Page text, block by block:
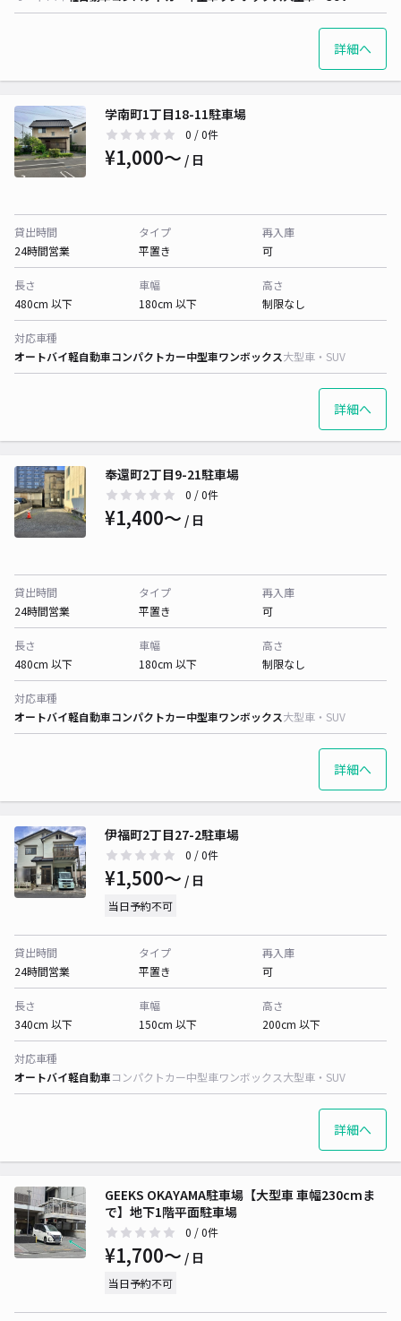
詳細へ
学南町1丁目18-11駐車場
0 / 0件
¥1,000〜 / 日
貸出時間
24時間営業
タイプ
平置き
再入庫
可
長さ
480cm 以下
車幅
180cm 以下
高さ
制限なし
対応車種
オートバイ軽自動車コンパクトカー中型車ワンボックス大型車・SUV
詳細へ
奉還町2丁目9-21駐車場
0 / 0件
¥1,400〜 / 日
貸出時間
24時間営業
タイプ
平置き
再入庫
可
長さ
480cm 以下
車幅
180cm 以下
高さ
制限なし
対応車種
オートバイ軽自動車コンパクトカー中型車ワンボックス大型車・SUV
詳細へ
伊福町2丁目27-2駐車場
0 / 0件
¥1,500〜 / 日
当日予約不可
貸出時間
24時間営業
タイプ
平置き
再入庫
可
長さ
340cm 以下
車幅
150cm 以下
高さ
200cm 以下
対応車種
オートバイ軽自動車コンパクトカー中型車ワンボックス大型車・SUV
詳細へ
GEEKS OKAYAMA駐車場【大型車 車幅230cmま
で】地下1階平面駐車場
0 / 0件
¥1,700〜 / 日
当日予約不可